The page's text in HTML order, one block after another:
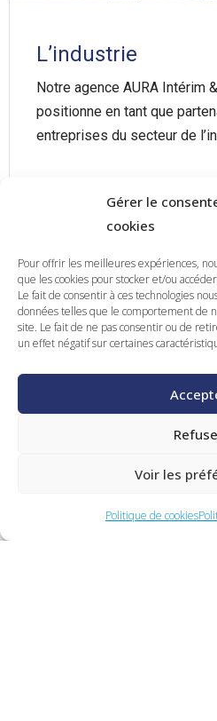
Gérer le
cookies
Pour offrir les meilleures expériences,
que les cookies pour stocker et/ou
Le fait de consentir à ces technologies
données telles que le comportement de
site. Le fait de ne pas consentir ou de
un effet négatif sur certaines
Voir les
Politique de cookies
L’industrie
Notre agence AURA Intérim
positionne en tant que
entreprises du secteur de
de l’industrie :
pharmacie,
agroalimentaire,
électronique,
Une spécialité
secteur: bureau
productique,
sécurité,